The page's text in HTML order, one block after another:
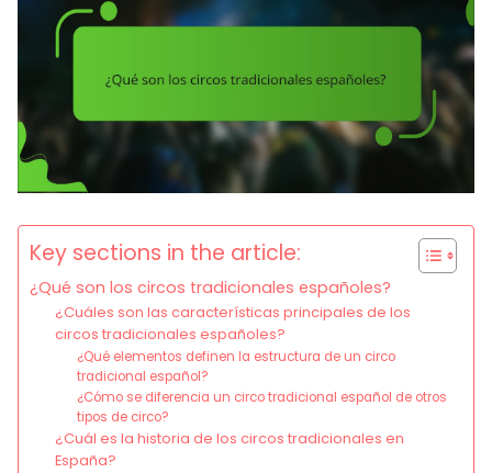
Key sections in the article:
¿Qué son los circos tradicionales españoles?
¿Cuáles son las características principales de los
circos tradicionales españoles?
¿Qué elementos definen la estructura de un circo
tradicional español?
¿Cómo se diferencia un circo tradicional español de otros
tipos de circo?
¿Cuál es la historia de los circos tradicionales en
España?